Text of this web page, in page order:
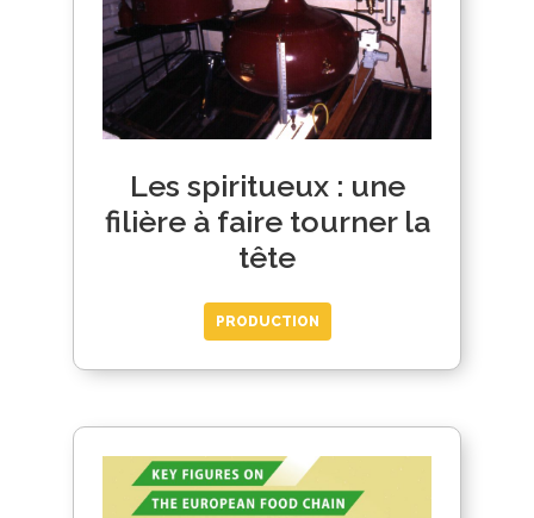
Les spiritueux : une
filière à faire tourner la
tête
PRODUCTION